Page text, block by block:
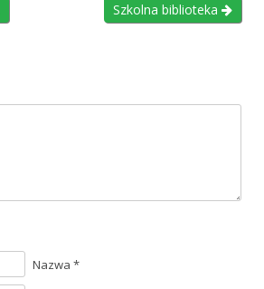
Szkolna biblioteka
Nazwa *